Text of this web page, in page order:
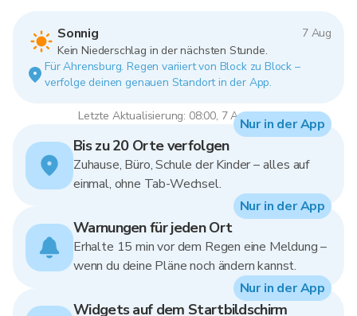
Sonnig
7 Aug
Kein Niederschlag in der nächsten Stunde.
Für Ahrensburg. Regen variiert von Block zu Block –
verfolge deinen genauen Standort in der App.
Letzte Aktualisierung: 08:00, 7 Aug 2026
Bis zu 20 Orte verfolgen
Zuhause, Büro, Schule der Kinder – alles auf
einmal, ohne Tab-Wechsel.
Nur in der App
Warnungen für jeden Ort
Erhalte 15 min vor dem Regen eine Meldung –
wenn du deine Pläne noch ändern kannst.
Nur in der App
Widgets auf dem Startbildschirm
Nur in der App